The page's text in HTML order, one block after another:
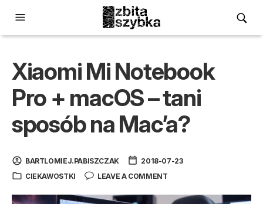
Xiaomi Mi Notebook
Pro + macOS – tani
sposób na Mac’a?
BARTLOMIEJ.PABISZCZAK
2018-07-23
CIEKAWOSTKI
LEAVE A COMMENT